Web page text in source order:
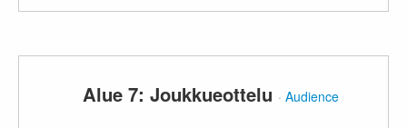
Alue 7: Joukkueottelu · Audience